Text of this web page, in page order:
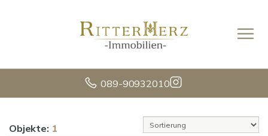
089-90932010
Objekte: 1